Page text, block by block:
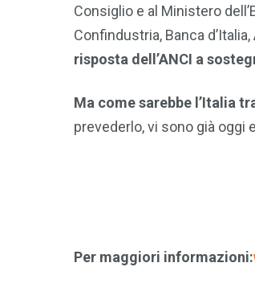
Consiglio e al Ministero
Confindustria, Banca
risposta dell’ANCI a
Ma come sarebbe l’Italia
prevederlo, vi sono già
Per maggiori informazioni: